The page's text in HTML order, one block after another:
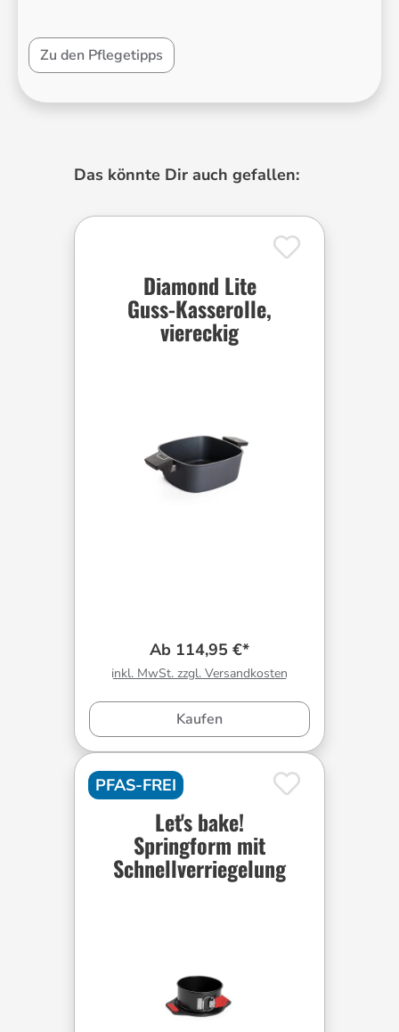
Zu den Pflegetipps
Produktgalerie überspringen
Das könnte Dir auch gefallen:
Diamond Lite
Guss-Kasserolle,
viereckig
Ab 114,95 €*
inkl. MwSt. zzgl. Versandkosten
Kaufen
PFAS-FREI
Let's bake!
Springform mit
Schnellverriegelung